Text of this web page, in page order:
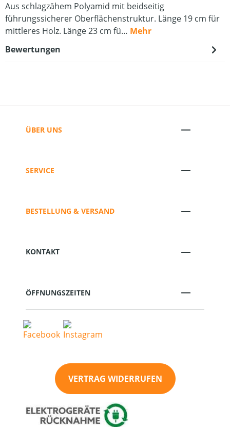
Aus schlagzähem Polyamid mit beidseitig
führungssicherer Oberflächenstruktur. Länge 19 cm für
mittleres Holz. Länge 23 cm fü… Mehr
Bewertungen
ÜBER UNS
SERVICE
BESTELLUNG & VERSAND
KONTAKT
ÖFFNUNGSZEITEN
VERTRAG WIDERRUFEN